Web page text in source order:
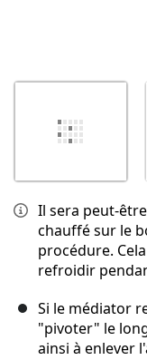
Il sera peut-
chauffé sur le
procédure.
refroidir
Si le médiator
"pivoter" le
ainsi à enlever